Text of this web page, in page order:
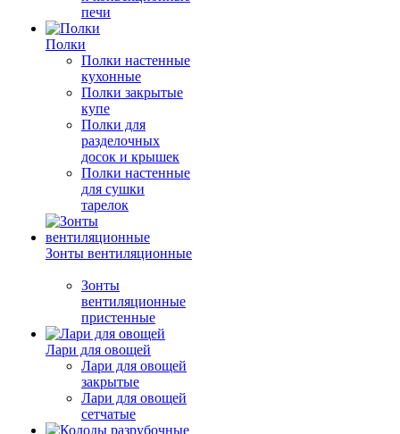
печи
Полки
Полки настенные
кухонные
Полки закрытые
купе
Полки для
разделочных
досок и крышек
Полки настенные
для сушки
тарелок
Зонты вентиляционные
Зонты
вентиляционные
пристенные
Лари для овощей
Лари для овощей
закрытые
Лари для овощей
сетчатые